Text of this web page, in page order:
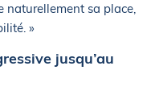
naturellement sa place,
»
jusqu’au